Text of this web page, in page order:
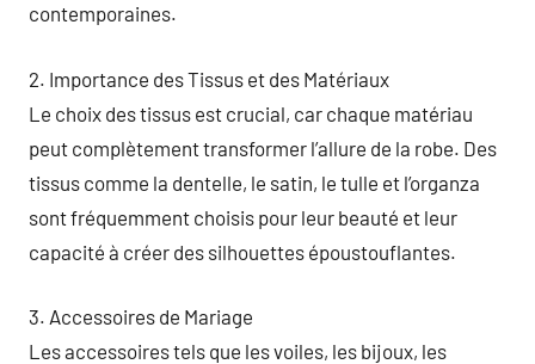
contemporaines.
2. Importance des Tissus et des Matériaux
Le choix des tissus est crucial, car chaque matériau
peut complètement transformer l’allure de la robe. Des
tissus comme la dentelle, le satin, le tulle et l’organza
sont fréquemment choisis pour leur beauté et leur
capacité à créer des silhouettes époustouflantes.
3. Accessoires de Mariage
Les accessoires tels que les voiles, les bijoux, les